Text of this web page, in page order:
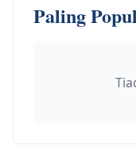
Paling